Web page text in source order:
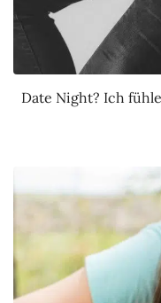
Date Night? Ich